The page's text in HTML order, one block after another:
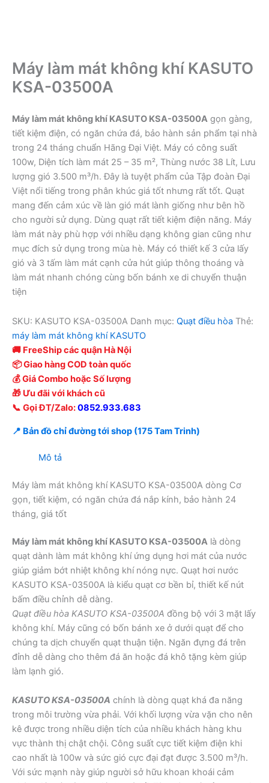
Máy làm mát không khí KASUTO
KSA-03500A
Máy làm mát không khí KASUTO KSA-03500A gọn gàng,
tiết kiệm điện, có ngăn chứa đá, bảo hành sản phẩm tại nhà
trong 24 tháng chuẩn Hãng Đại Việt. Máy có công suất
100w, Diện tích làm mát 25 – 35 m², Thùng nước 38 Lít, Lưu
lượng gió 3.500 m³/h. Đây là tuyệt phẩm của Tập đoàn Đại
Việt nổi tiếng trong phân khúc giá tốt nhưng rất tốt. Quạt
mang đến cảm xúc về làn gió mát lành giống như bên hồ
cho người sử dụng. Dùng quạt rất tiết kiệm điện năng. Máy
làm mát này phù hợp với nhiều dạng không gian cũng như
mục đích sử dụng trong mùa hè. Máy có thiết kế 3 cửa lấy
gió và 3 tấm làm mát cạnh cửa hút giúp thông thoáng và
làm mát nhanh chóng cùng bốn bánh xe di chuyển thuận
tiện
SKU: KASUTO KSA-03500A Danh mục: Quạt điều hòa Thẻ:
máy làm mát không khí KASUTO
🚚 FreeShip các quận Hà Nội
📦 Giao hàng COD toàn quốc
💰 Giá Combo hoặc Số lượng
🎁 Ưu đãi với khách cũ
📞 Gọi ĐT/Zalo:0852.933.683
📍 Bản đồ chỉ đường tới shop (175 Tam Trinh)
Mô tả
Máy làm mát không khí KASUTO KSA-03500A dòng Cơ
gọn, tiết kiệm, có ngăn chứa đá nắp kính, bảo hành 24
tháng, giá tốt
Máy làm mát không khí KASUTO KSA-03500A là dòng
quạt dành làm mát không khí ứng dụng hơi mát của nước
giúp giảm bớt nhiệt không khí nóng nực. Quạt hơi nước
KASUTO KSA-03500A là kiểu quạt cơ bền bỉ, thiết kế nút
bấm điều chỉnh dễ dàng.
Quạt điều hòa KASUTO KSA-03500A đồng bộ với 3 mặt lấy
không khí. Máy cũng có bốn bánh xe ở dưới quạt để cho
chúng ta dịch chuyển quạt thuận tiện. Ngăn đựng đá trên
đỉnh dễ dàng cho thêm đá ăn hoặc đá khô tặng kèm giúp
làm lạnh gió.
KASUTO KSA-03500A chính là dòng quạt khá đa năng
trong môi trường vừa phải. Với khối lượng vừa vặn cho nên
kê được trong nhiều diện tích của nhiều khách hàng khu
vực thành thị chật chội. Công suất cực tiết kiệm điện khi
cao nhất là 100w và sức gió cực đại đạt được 3.500 m³/h.
Với sức mạnh này giúp người sở hữu khoan khoái cảm